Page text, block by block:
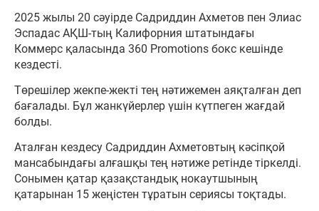
2025 жылы 20 сәуірде Садриддин Ахметов пен Элиас
Эспадас АҚШ-тың Калифорния штатындағы
Коммерс қаласында 360 Promotions бокс кешінде
кездесті.
Төрешілер жекпе-жекті тең нәтижемен аяқталған деп
бағалады. Бұл жанкүйерлер үшін күтпеген жағдай
болды.
Аталған кездесу Садриддин Ахметовтың кәсіпқой
мансабындағы алғашқы тең нәтиже ретінде тіркелді.
Сонымен қатар қазақстандық нокаутшының
қатарынан 15 жеңістен тұратын сериясы тоқтады.